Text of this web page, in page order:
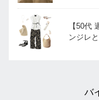
【50代
ンジレ
バ